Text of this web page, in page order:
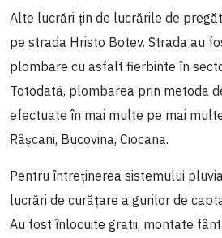
Alte lucrări țin de lucrările de
pe strada Hristo Botev. Strada au
plombare cu asfalt fierbinte în
Totodată, plombarea prin metoda
efectuate în mai multe pe mai
Râșcani, Bucovina, Ciocana.
Pentru întreținerea sistemului
lucrări de curățare a gurilor de
Au fost înlocuite gratii, montate